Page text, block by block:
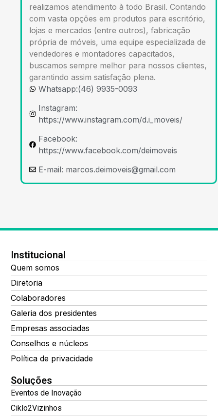
realizamos atendimento à todo Brasil. Contando
com vasta opções em produtos para escritório,
lojas e mercados (entre outros), fabricação
própria de móveis, uma equipe especializada de
vendedores e montadores capacitados,
buscamos sempre melhor para nossos clientes,
garantindo assim satisfação plena.
Whatsapp:(46) 9935-0093
Instagram:
https://www.instagram.com/d.i_moveis/
Facebook:
https://www.facebook.com/deimoveis
E-mail: marcos.deimoveis@gmail.com
Institucional
Quem somos
Diretoria
Colaboradores
Galeria dos presidentes
Empresas associadas
Conselhos e núcleos
Política de privacidade
Soluções
Eventos de Inovação
Ciklo2Vizinhos